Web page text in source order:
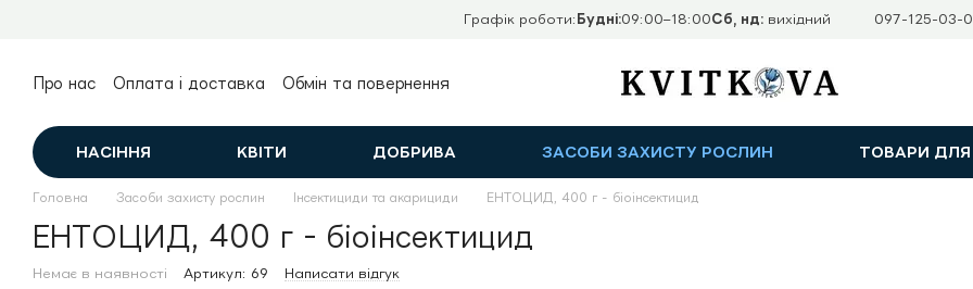
Графік роботи: Будні:09:00–18:00Сб, нд:вихідний 097-125-03-
Про нас Оплата і доставка
Обмін та повернення
НАСІННЯ КВІТИ ДОБРИВА ЗАСОБИ ЗАХИСТУ РОСЛИН ТОВАРИ
Головна Засоби захисту рослин Інсектициди та акарициди ЕНТОЦИД, 400 г - біоінсектицид
ЕНТОЦИД, 400 г - біоінсектицид
Немає в наявності Артикул: 69 Написати відгук